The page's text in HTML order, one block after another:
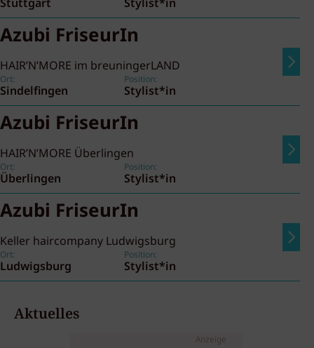
Stuttgart Stylist*in
Azubi FriseurIn
HAIR’N’MORE im breuningerLAND
Ort:
Sindelfingen
Position:
Stylist*in
Azubi FriseurIn
HAIR’N’MORE Überlingen
Ort:
Überlingen
Position:
Stylist*in
Azubi FriseurIn
Keller haircompany Ludwigsburg
Ort:
Ludwigsburg
Position:
Stylist*in
Aktuelles
Anzeige